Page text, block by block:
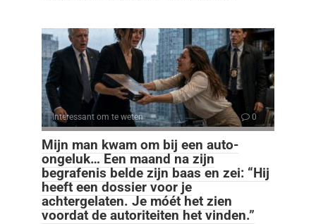
Interessant om te weten 0
Mijn man kwam om bij een auto-
ongeluk… Een maand na zijn
begrafenis belde zijn baas en zei: “Hij
heeft een dossier voor je
achtergelaten. Je móét het zien
voordat de autoriteiten het vinden.”